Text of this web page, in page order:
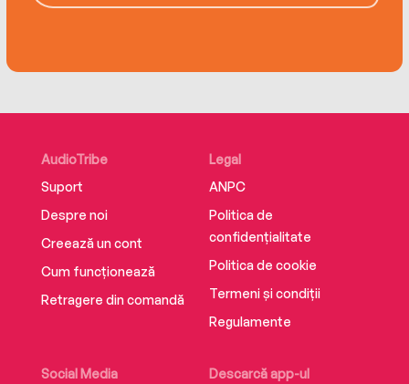
AudioTribe
Suport
Despre noi
Creează un cont
Cum funcționează
Retragere din comandă
Social Media
Descarcă app-ul
Legal
ANPC
Politica de
confidențialitate
Politica de cookie
Termeni și condiții
Regulamente